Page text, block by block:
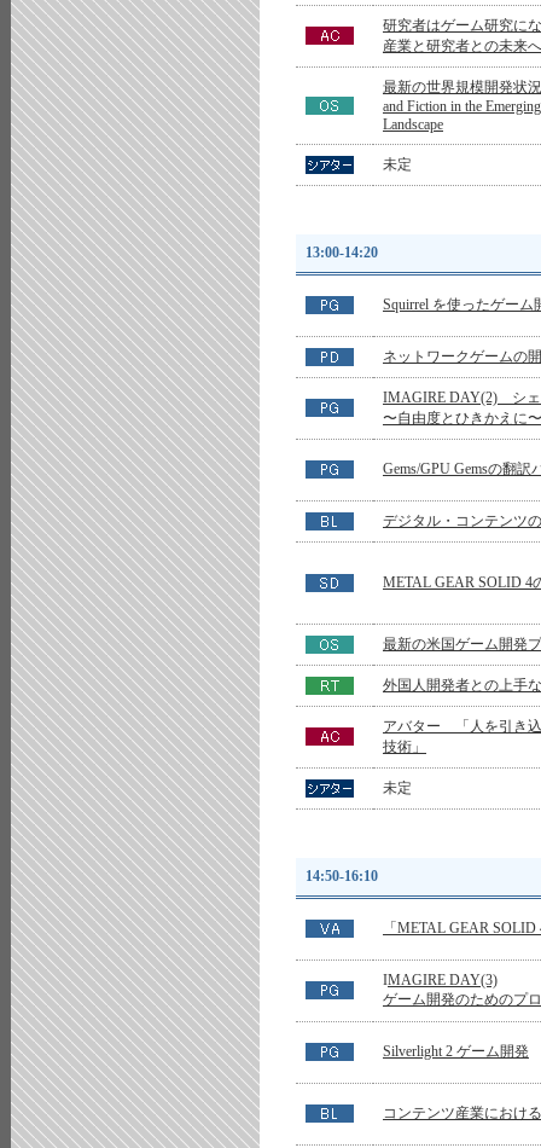
研究者はゲーム研究に
産業と研究者との未来
最新の世界規模開発状
and Fiction in the
Landscape
未定
13:00-14:20
Squirrel を使ったゲーム
ネットワークゲームの
IMAGIRE DAY(2) シ
〜自由度とひきかえに〜
Gems/GPU Gemsの翻訳
デジタル・コンテンツ
METAL GEAR SOLID 4
最新の米国ゲーム開発
外国人開発者との上手
アバター 「人を引き
技術」
未定
14:50-16:10
「METAL GEAR
IMAGIRE DAY(3)
ゲーム開発のためのプ
Silverlight 2 ゲーム開発
コンテンツ産業におけ